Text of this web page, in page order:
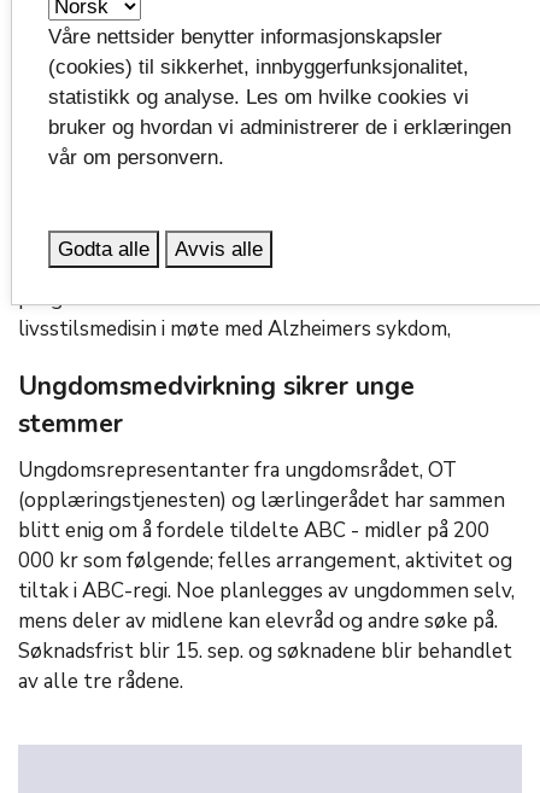
Link samarbeider med kommuner i Vestfold om å tilby
selvhjelpsgrupper for å styrke den psykiske helsen i
befolkningen. Dette er et lavterskeltilbud for alle,
men er særlig rettet mot innvandrere i Vestfold.
Samskapingslabben
Samskapingslabbenhar fått støtte til gjennomføring
av temakveld i Horten om Alzheimers sykdom. På
programmet står blant annet temaetABC som
livsstilsmedisin i møte med Alzheimers sykdom,
Ungdomsmedvirkning sikrer unge
stemmer
Ungdomsrepresentanter fra ungdomsrådet, OT
(opplæringstjenesten) og lærlingerådet har sammen
blitt enig om å fordele tildelte ABC - midler på 200
000 kr som følgende; felles arrangement, aktivitet og
tiltak i ABC-regi. Noe planlegges av ungdommen selv,
mens deler av midlene kan elevråd og andre søke på.
Søknadsfrist blir 15. sep. og søknadene blir behandlet
av alle tre rådene.
Våre nettsider benytter informasjonskapsler
(cookies) til sikkerhet, innbyggerfunksjonalitet,
statistikk og analyse. Les om hvilke cookies vi
bruker og hvordan vi administrerer de i erklæringen
vår om personvern.
Godta alle Avvis alle